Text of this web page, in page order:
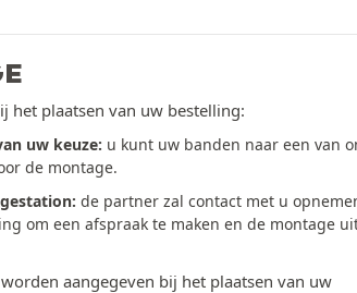
het plaatsen van uw bestelling:
uw keuze: u kunt uw banden naar een van
de montage.
de partner zal contact met u
om een afspraak te maken en de montage
aangegeven bij het plaatsen van uw